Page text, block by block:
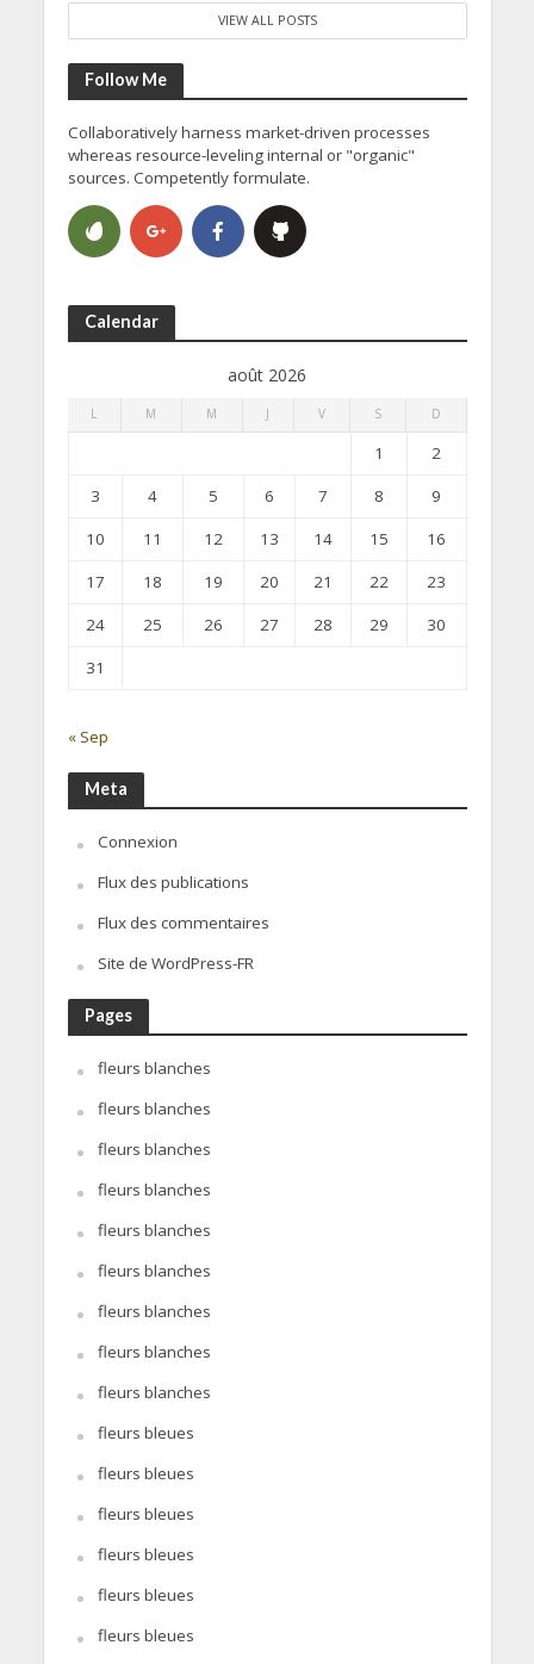
VIEW ALL POSTS
Follow Me
Collaboratively harness market-driven processes
whereas resource-leveling internal or "organic"
sources. Competently formulate.
Calendar
août 2026
L M M J V S D
1
2
3
4 5 6 7 8
9
10
11 12 13 14 15
16
17
18 19 20 21 22
23
24
25 26 27 28 29
30
31
« Sep
Meta
Connexion
Flux des publications
Flux des commentaires
Site de WordPress-FR
Pages
fleurs blanches
fleurs blanches
fleurs blanches
fleurs blanches
fleurs blanches
fleurs blanches
fleurs blanches
fleurs blanches
fleurs blanches
fleurs bleues
fleurs bleues
fleurs bleues
fleurs bleues
fleurs bleues
fleurs bleues